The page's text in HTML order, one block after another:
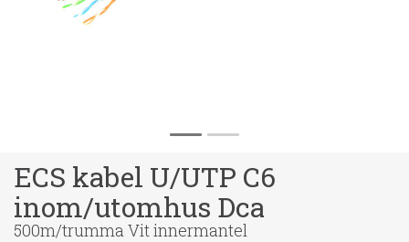
ECS kabel U/UTP C6
inom/utomhus Dca
500m/trumma Vit innermantel